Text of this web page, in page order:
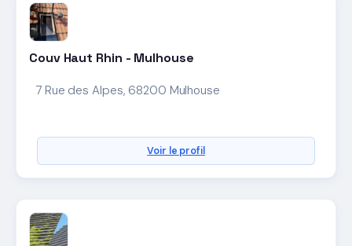
Couv Haut Rhin - Mulhouse
7 Rue des Alpes, 68200 Mulhouse
Voir le profil